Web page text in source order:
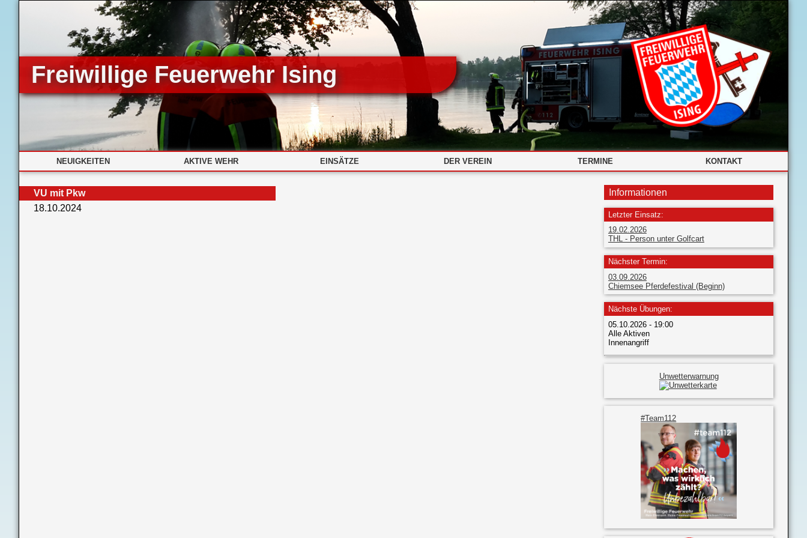
Freiwillige Feuerwehr Ising
NEUIGKEITEN AKTIVE WEHR EINSÄTZE DER VEREIN TERMINE KONTAKT
VU mit Pkw
18.10.2024
Informationen
Letzter Einsatz:
19.02.2026
THL - Person unter Golfcart
Nächster Termin:
03.09.2026
Chiemsee Pferdefestival (Beginn)
Nächste Übungen:
05.10.2026 - 19:00
Alle Aktiven
Innenangriff
Unwetterwarnung
#Team112